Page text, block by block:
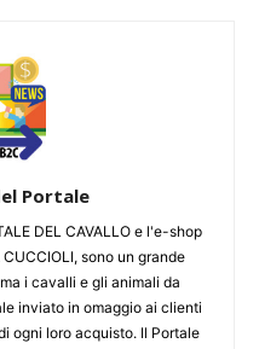
Portale
DEL CAVALLO e l'e-shop
CUCCIOLI, sono un grande
i cavalli e gli animali da
inviato in omaggio ai clienti
ogni loro acquisto. Il Portale